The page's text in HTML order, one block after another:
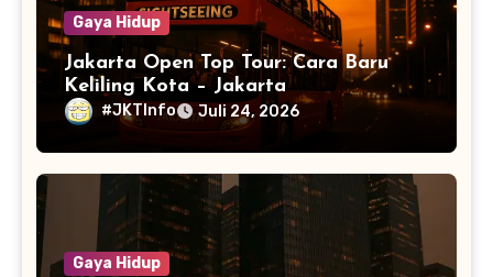
Gaya Hidup
Jakarta Open Top Tour: Cara Baru
Keliling Kota – Jakarta
#JKTInfo Juli 24, 2026
Gaya Hidup